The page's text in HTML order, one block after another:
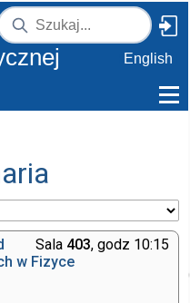
English
Sala 403, godz 10:15
w Fizyce